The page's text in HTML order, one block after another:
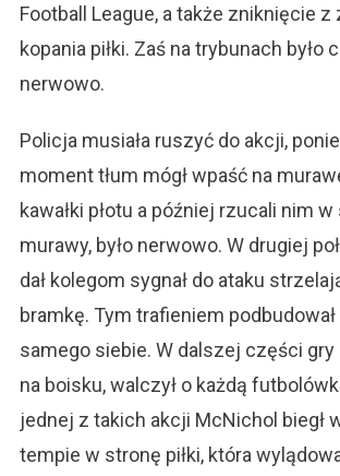
Football League, a także zniknięcie
kopania piłki. Zaś na trybunach było
nerwowo.
Policja musiała ruszyć do akcji,
moment tłum mógł wpaść na
kawałki płotu a później rzucali nim
murawy, było nerwowo. W drugiej
dał kolegom sygnał do ataku
bramkę. Tym trafieniem
samego siebie. W dalszej części gry
na boisku, walczył o każdą
jednej z takich akcji McNichol biegł
tempie w stronę piłki, która